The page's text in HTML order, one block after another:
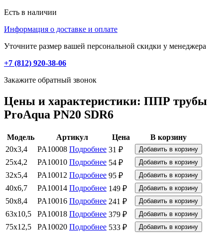
Есть в наличии
Информация о доставке и оплате
Уточните размер вашей персональной скидки у менеджера
+7 (812) 920-38-06
Закажите обратный звонок
Цены и характеристики: ППР трубы
ProAqua PN20 SDR6
Модель Артикул Цена
В корзину
20x3,4
PA10008 Подробнее 31 ₽
25x4,2
PA10010 Подробнее 54 ₽
32x5,4
PA10012 Подробнее 95 ₽
40x6,7
PA10014 Подробнее 149 ₽
50х8,4
PA10016 Подробнее 241 ₽
63x10,5
PA10018 Подробнее 379 ₽
75x12,5
PA10020 Подробнее 533 ₽